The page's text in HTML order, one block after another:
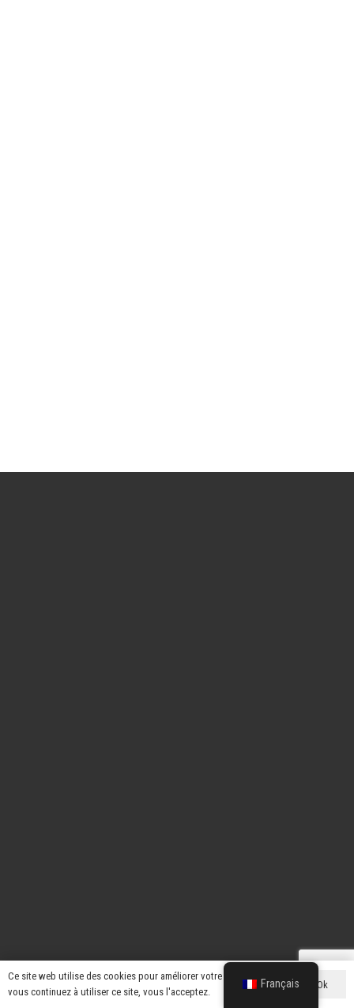
Français
Ce site web utilise des cookies pour améliorer votre expérience. Si
vous continuez à utiliser ce site, vous l'acceptez.
Ok